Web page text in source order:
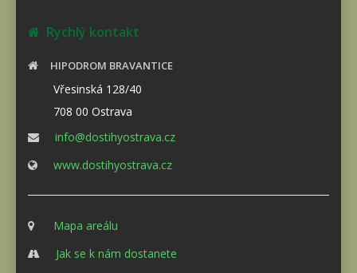
Rychlý kontakt
HIPODROM BRAVANTICE
Vřesinská 128/40
708 00 Ostrava
info@dostihyostrava.cz
www.dostihyostrava.cz
Mapa areálu
Jak se k nám dostanete